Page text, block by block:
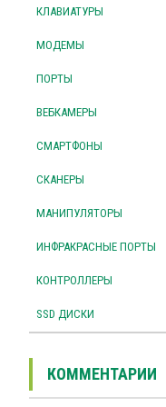
КЛАВИАТУРЫ
МОДЕМЫ
ПОРТЫ
ВЕБКАМЕРЫ
СМАРТФОНЫ
СКАНЕРЫ
МАНИПУЛЯТОРЫ
ИНФРАКРАСНЫЕ ПОРТЫ
КОНТРОЛЛЕРЫ
SSD ДИСКИ
КОММЕНТАРИИ